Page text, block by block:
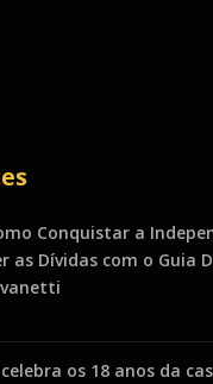
Conquistar a
as Dívidas com o Guia
os 18 anos da